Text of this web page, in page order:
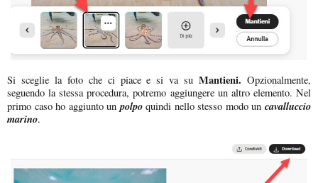
Si sceglie la foto che ci piace e si va suMantieni. Opzionalmente,
seguendo la stessa procedura, potremo aggiungere un altro elemento. Nel
primo caso ho aggiunto un polpoquindi nello stesso modo uncavalluccio
marino.